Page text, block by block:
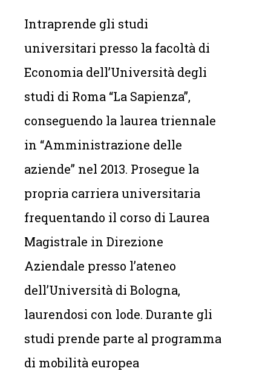
Intraprende gli studi
universitari presso la facoltà di
Economia dell’Università degli
studi di Roma “La Sapienza”,
conseguendo la laurea triennale
in “Amministrazione delle
aziende” nel 2013. Prosegue la
propria carriera universitaria
frequentando il corso di Laurea
Magistrale in Direzione
Aziendale presso l’ateneo
dell’Università di Bologna,
laurendosi con lode. Durante gli
studi prende parte al programma
di mobilità europea